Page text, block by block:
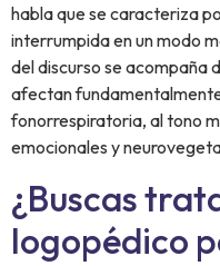
habla que se caracteriza
interrumpida en un modo
del discurso se acompaña
afectan
fonorrespiratoria, al tono
emocionales y
¿Buscas
logopédico